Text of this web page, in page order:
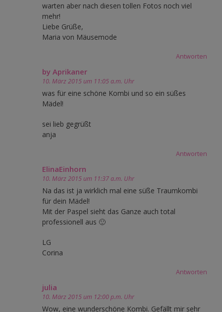
warten aber nach diesen tollen Fotos noch viel
mehr!
Liebe Grüße,
Maria von Mäusemode
Antworten
by Aprikaner
10. März 2015 um 11:05 a.m. Uhr
was für eine schöne Kombi und so ein süßes
Mädel!
sei lieb gegrüßt
anja
Antworten
ElinaEinhorn
10. März 2015 um 11:37 a.m. Uhr
Na das ist ja wirklich mal eine süße Traumkombi
für dein Mädel!
Mit der Paspel sieht das Ganze auch total
professionell aus 🙂
LG
Corina
Antworten
julia
10. März 2015 um 12:00 p.m. Uhr
Wow, eine wunderschöne Kombi. Gefällt mir sehr